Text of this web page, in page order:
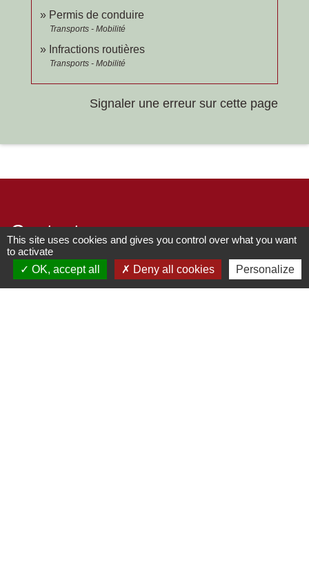
Permis de conduire
Transports - Mobilité
Infractions routières
Transports - Mobilité
Signaler une erreur sur cette page
Contacts
Commune de Chilly-le-Vignoble
This site uses cookies and gives you control over what you want
to activate
OK, accept all
Deny all cookies Personalize